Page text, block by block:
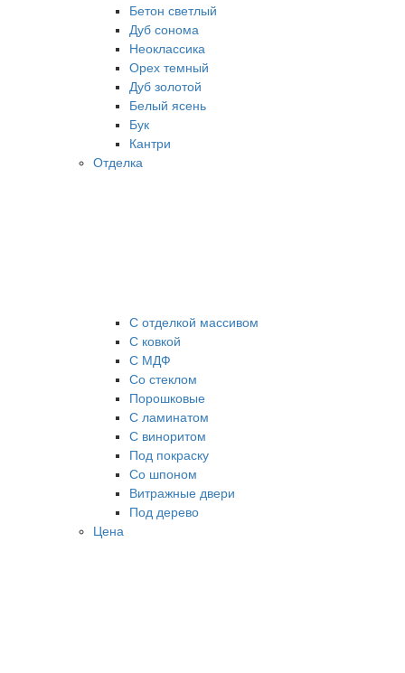
Бетон светлый
Дуб сонома
Неоклассика
Орех темный
Дуб золотой
Белый ясень
Бук
Кантри
Отделка
С отделкой массивом
С ковкой
С МДФ
Cо стеклом
Порошковые
С ламинатом
С виноритом
Под покраску
Со шпоном
Витражные двери
Под дерево
Цена